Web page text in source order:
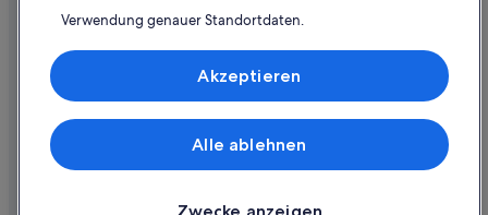
Expedia-Gutschein einlösen
Internationale Reisedokumente
© 2026 Expedia, Inc., ein Unternehmen der Expedia Group. Alle Rechte
vorbehalten. Expedia und das Expedia-Logo sind Handelsmarken oder
Verwendung genauer Standortdaten.
Speichern von oder Zugriff auf Informationen auf einem
Endgerät. Personalisierte Werbung und Inhalte, Messung
von Werbeleistung und der Performance von Inhalten,
Liste der Partner (Lieferanten)
Alle ablehnen
Akzeptieren